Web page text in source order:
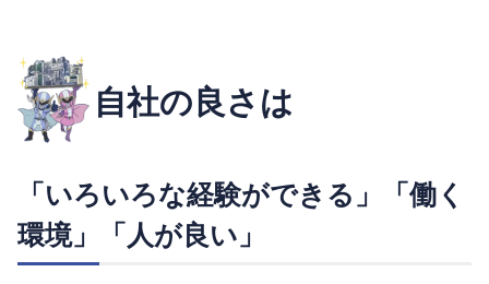
自社の良さは
「いろいろな経験ができる」「働く
環境」「人が良い」